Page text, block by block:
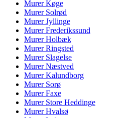
MurerKøge
Murer Solrød
MurerJyllinge
MurerFrederikssund
MurerHolbæk
MurerRingsted
Murer Slagelse
MurerNæstved
MurerKalundborg
Murer Sorø
MurerFaxe
Murer Store Heddinge
MurerHvalsø